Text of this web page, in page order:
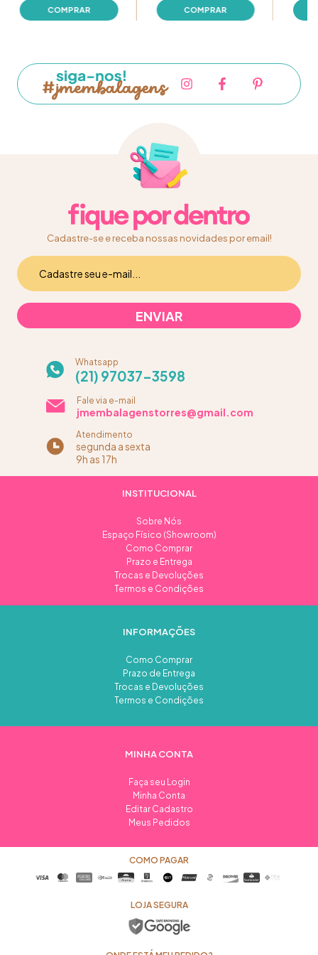
Cadastre-se e receba nossas novidades por email!
Whatsapp
(21) 97037-3598
Fale via e-mail
jmembalagenstorres@gmail.com
Atendimento
segunda a sexta
9h as 17h
INSTITUCIONAL
Sobre Nós
Espaço Físico (Showroom)
Como Comprar
Prazo e Entrega
Trocas e Devoluções
Termos e Condições
INFORMAÇÕES
Como Comprar
Prazo de Entrega
Trocas e Devoluções
Termos e Condições
MINHA CONTA
Faça seu Login
Minha Conta
Editar Cadastro
Meus Pedidos
COMO PAGAR
LOJA SEGURA